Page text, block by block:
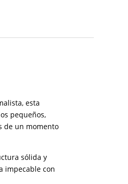
esta
pequeños,
de un momento
sólida y
impecable con